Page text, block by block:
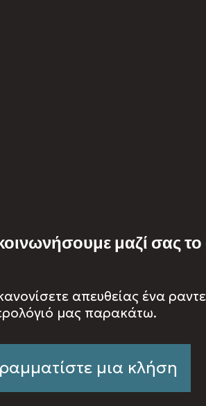
μαζί σας
απευθείας ένα
μας παρακάτω.
μια κλήση